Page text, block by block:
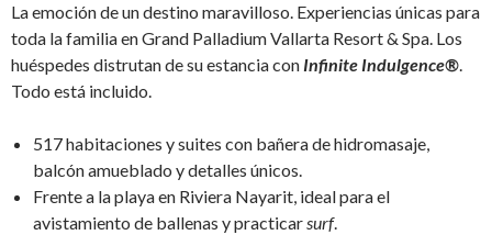
La emoción de un destino maravilloso. Experiencias únicas para
toda la familia en Grand Palladium Vallarta Resort & Spa. Los
huéspedes distrutan de su estancia con Infinite Indulgence®.
Todo está incluido.
517 habitaciones y suites con bañera de hidromasaje,
balcón amueblado y detalles únicos.
Frente a la playa en Riviera Nayarit, ideal para el
avistamiento de ballenas y practicarsurf.